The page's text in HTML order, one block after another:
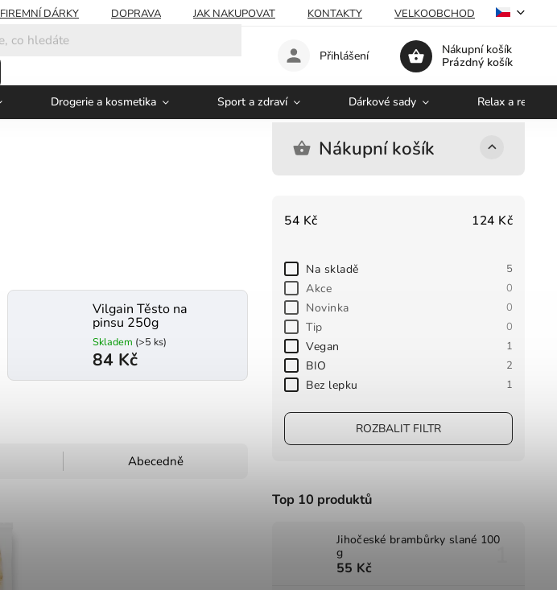
FIREMNÍ DÁRKY DOPRAVA JAK NAKUPOVAT KONTAKTY VELKOOBCHOD
Nákupní košík
Prázdný košík
Přihlášení
Drogerie a kosmetika Sport a zdraví Dárkové sady Relax a
Nákupní košík
54 Kč 124 Kč
Na skladě 5
Akce 0
Novinka 0
Tip 0
Vegan 1
BIO 2
Bez lepku 1
ROZBALIT FILTR
Top 10 produktů
Jihočeské brambůrky slané 100
g
55 Kč
Vilgain Těsto na
pinsu 250g
Skladem (>5 ks)
84 Kč
Abecedně